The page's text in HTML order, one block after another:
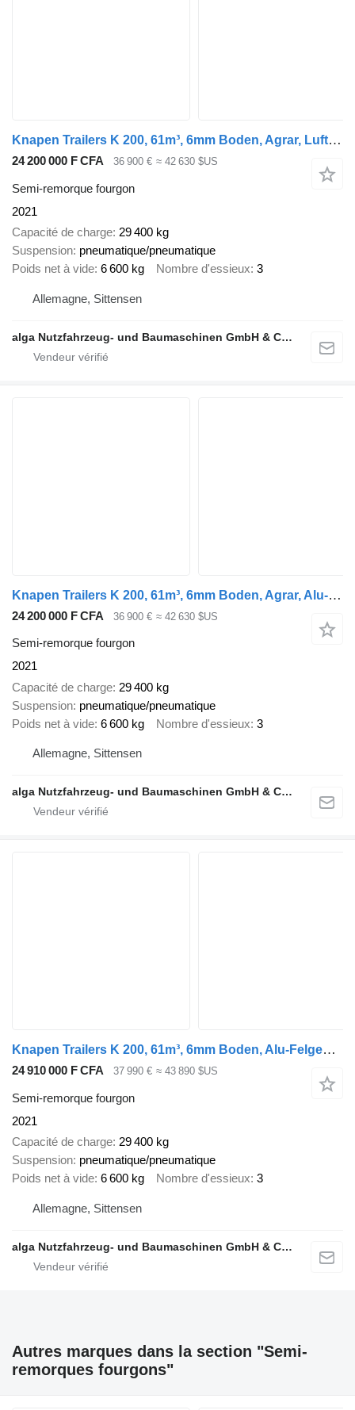
Knapen Trailers K 200, 61m³, 6mm Boden, Agrar, Luft-Lift, BPW
24 200 000 F CFA 36 900 € ≈ 42 630 $US
Semi-remorque fourgon
2021
Capacité de charge 29 400 kg
Suspension pneumatique/pneumatique
Poids net à vide 6 600 kg Nombre d'essieux 3
Allemagne, Sittensen
alga Nutzfahrzeug- und Baumaschinen GmbH & Co. KG
Knapen Trailers K 200, 61m³, 6mm Boden, Agrar, Alu-Felgen, BPW
24 200 000 F CFA 36 900 € ≈ 42 630 $US
Semi-remorque fourgon
2021
Capacité de charge 29 400 kg
Suspension pneumatique/pneumatique
Poids net à vide 6 600 kg Nombre d'essieux 3
Allemagne, Sittensen
alga Nutzfahrzeug- und Baumaschinen GmbH & Co. KG
Knapen Trailers K 200, 61m³, 6mm Boden, Alu-Felgen, BPW, Lift
24 910 000 F CFA 37 990 € ≈ 43 890 $US
Semi-remorque fourgon
2021
Capacité de charge 29 400 kg
Suspension pneumatique/pneumatique
Poids net à vide 6 600 kg Nombre d'essieux 3
Allemagne, Sittensen
alga Nutzfahrzeug- und Baumaschinen GmbH & Co. KG
Autres marques dans la section "Semi-
remorques fourgons"